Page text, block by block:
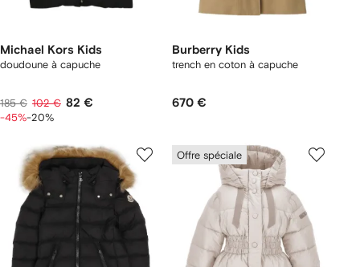
Michael Kors Kids
doudoune à capuche
185 € 102 € 82 €
-45%-20%
Burberry Kids
trench en coton à capuche
670 €
Offre spéciale